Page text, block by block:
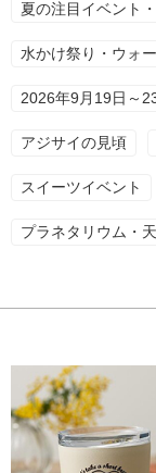
夏の注目イベント
水かけ祭り・ウォ
2026年9月19日～
アジサイの見頃
スイーツイベント
プラネタリウム・